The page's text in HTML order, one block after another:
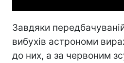
Завдяки
вибухів астрономи
до них, а за червоним